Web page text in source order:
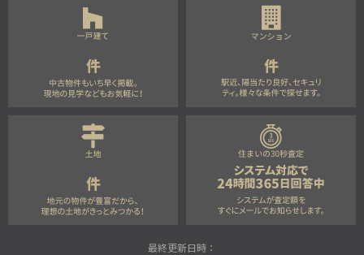
件 件
件
最終更新日時：